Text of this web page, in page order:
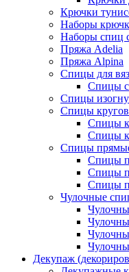
Крючки
Наборы
Наборы спиц
Пряжа Adelia
Пряжа Alpina
Спицы для
Спицы с
Спицы
Спицы
Спицы
Спицы
Спицы
Спицы
Спицы
Спицы
Чулочные
Декупаж